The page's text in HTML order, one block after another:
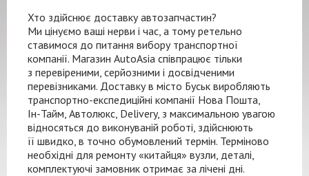
Хто здійснює доставку автозапчастин?
Ми цінуємо ваші нерви і час, а тому ретельно
ставимося до питання вибору транспортної
компанії. Магазин AutoAsia співпрацює тільки
з перевіреними, серйозними і досвідченими
перевізниками. Доставку в місто Буськ виробляють
транспортно-експедиційні компанії Нова Пошта,
Ін-Тайм , Автолюкс, Delivery, з максимальною увагою
відносяться до виконуваній роботі, здійснюють
її швидко, в точно обумовлений термін. Терміново
необхідні для ремонту «китайця» вузли, деталі,
комплектуючі замовник отримає за лічені дні.